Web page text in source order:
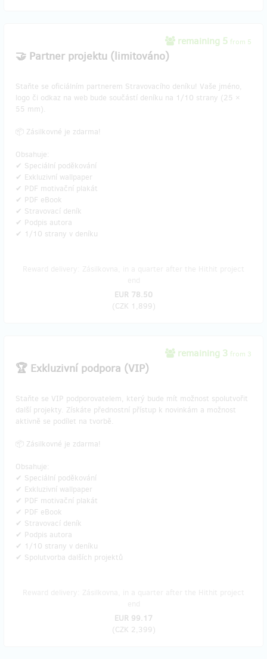
remaining 5 from 5
🤝 Partner projektu (limitováno)
Staňte se oficiálním partnerem Stravovacího deníku! Vaše jméno,
logo či odkaz na web bude součástí deníku na 1/10 strany (25 ×
55 mm).
📦 Zásilkovné je zdarma!
Obsahuje:
✔ Speciální poděkování
✔ Exkluzivní wallpaper
✔ PDF motivační plakát
✔ PDF eBook
✔ Stravovací deník
✔ Podpis autora
✔ 1/10 strany v deníku
EUR 78.50
(CZK 1,899)
remaining 3 from 3
🏆 Exkluzivní podpora (VIP)
Staňte se VIP podporovatelem, který bude mít možnost spolutvořit
další projekty. Získáte přednostní přístup k novinkám a možnost
aktivně se podílet na tvorbě.
📦 Zásilkovné je zdarma!
Obsahuje:
✔ Speciální poděkování
✔ Exkluzivní wallpaper
✔ PDF motivační plakát
✔ PDF eBook
✔ Stravovací deník
✔ Podpis autora
✔ 1/10 strany v deníku
✔ Spolutvorba dalších projektů
EUR 99.17
(CZK 2,399)